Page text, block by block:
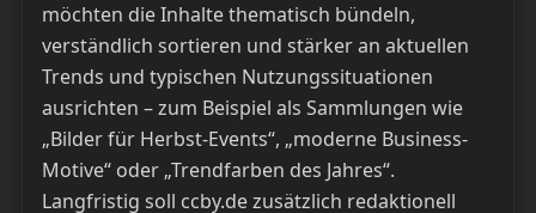
möchten die Inhalte thematisch bündeln,
verständlich sortieren und stärker an aktuellen
Trends und typischen Nutzungssituationen
ausrichten – zum Beispiel als Sammlungen wie
„Bilder für Herbst-Events“, „moderne Business-
Motive“ oder „Trendfarben des Jahres“.
Langfristig soll ccby.de zusätzlich redaktionell